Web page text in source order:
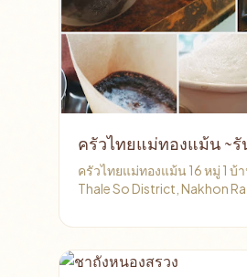
ครัวไทยแม่ทองแม้น ~
ครัวไทยแม่ทองแม้น 16 หมู่ 1 บ้
Thale So District, Nakhon